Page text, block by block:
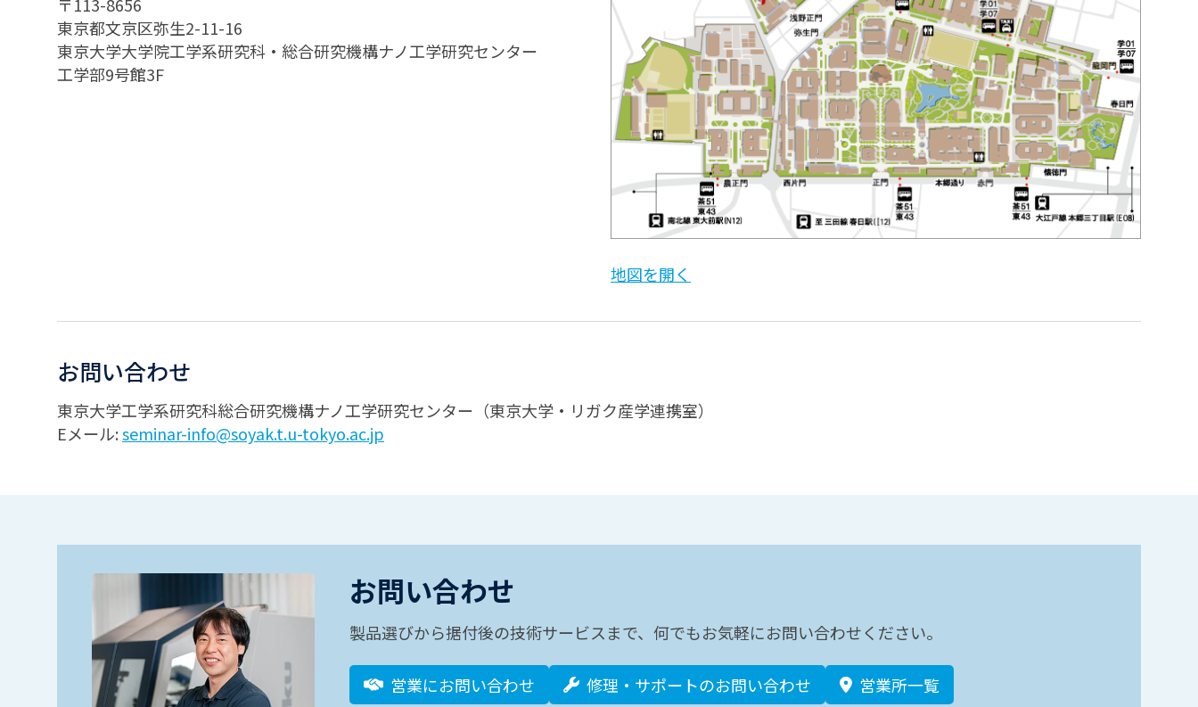
東京都文京区弥生2-11-16
東京大学大学院工学系研究科・総合研究機構ナノ工学研究センター
工学部9号館3F
地図を開く
お問い合わせ
東京大学工学系研究科総合研究機構ナノ工学研究センター（東京大学・リガク産学連携室）
Eメール:seminar-info@soyak.t.u-tokyo.ac.jp
お問い合わせ
製品選びから据付後の技術サービスまで、何でもお気軽にお問い合わせください。
営業にお問い合わせ 修理・サポートのお問い合わせ 営業所一覧